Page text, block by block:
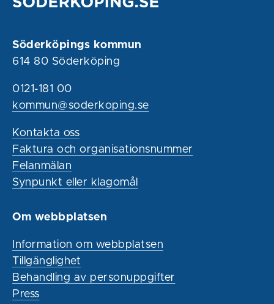
Söderköpings kommun
614 80 Söderköping
0121-181 00
kommun@soderkoping.se
Kontakta oss
Faktura och organisationsnummer
Felanmälan
Synpunkt eller klagomål
Om webbplatsen
Information om webbplatsen
Tillgänglighet
Behandling av personuppgifter
Press